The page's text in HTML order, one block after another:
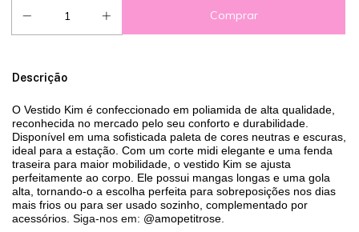
Descrição
O Vestido Kim é confeccionado em poliamida de alta qualidade,
reconhecida no mercado pelo seu conforto e durabilidade.
Disponível em uma sofisticada paleta de cores neutras e escuras,
ideal para a estação. Com um corte midi elegante e uma fenda
traseira para maior mobilidade, o vestido Kim se ajusta
perfeitamente ao corpo. Ele possui mangas longas e uma gola
alta, tornando-o a escolha perfeita para sobreposições nos dias
mais frios ou para ser usado sozinho, complementado por
acessórios. Siga-nos em: @amopetitrose.